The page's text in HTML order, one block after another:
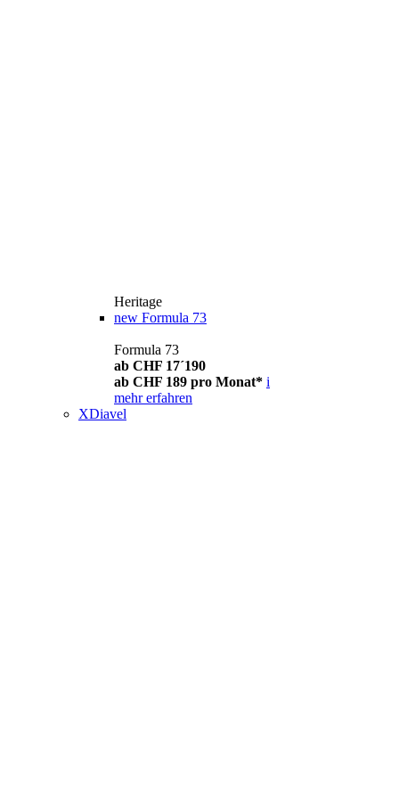
Heritage
new Formula 73
Formula 73
ab CHF 17´190
ab CHF 189 pro Monat* i
mehr erfahren
XDiavel